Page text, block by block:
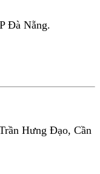
Đà Nẵng.
Hưng Đạo, Cần